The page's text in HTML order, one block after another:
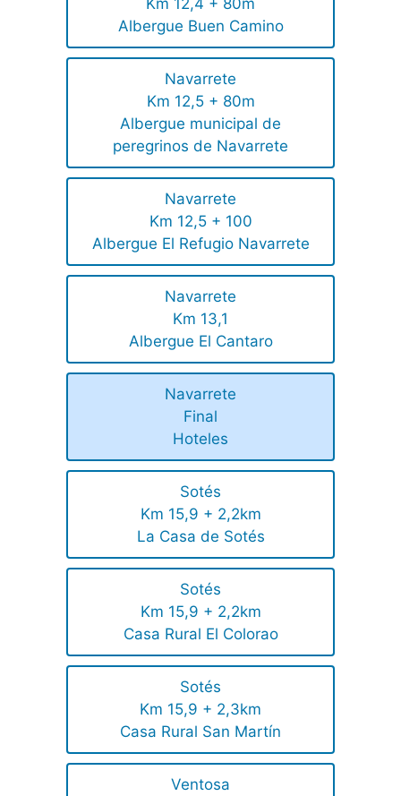
Albergue Buen Camino
Navarrete
Km 12,5 + 80m
Albergue municipal de
peregrinos de Navarrete
Navarrete
Km 12,5 + 100
Albergue El Refugio Navarrete
Navarrete
Km 13,1
Albergue El Cantaro
Navarrete
Final
Hoteles
Sotés
Km 15,9 + 2,2km
La Casa de Sotés
Sotés
Km 15,9 + 2,2km
Casa Rural El Colorao
Sotés
Km 15,9 + 2,3km
Casa Rural San Martín
Ventosa